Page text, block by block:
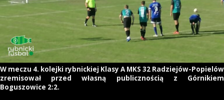
W meczu 4. kolejki rybnickiej Klasy A MKS 32 Radziejów-Popielów
zremisował przed własną publicznością z Górnikiem
Boguszowice 2:2.